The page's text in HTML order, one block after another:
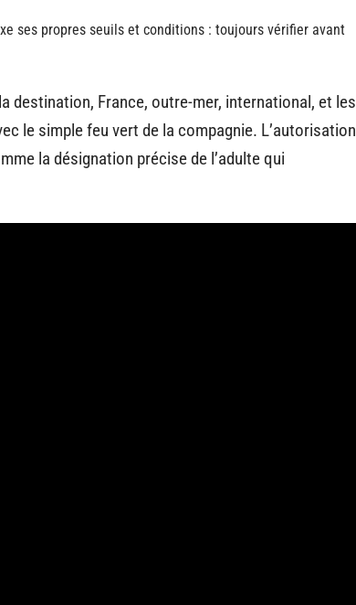
ses propres seuils et conditions : toujours vérifier avant
destination, France, outre-mer, international, et les
le simple feu vert de la compagnie. L’autorisation
la désignation précise de l’adulte qui